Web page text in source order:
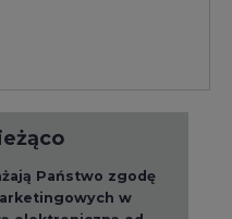
Państwo zgodę
w